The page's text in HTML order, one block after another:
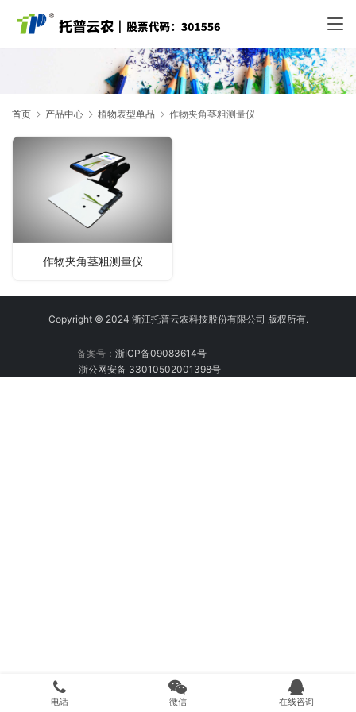
首页 产品中心 植物表型单品 作物夹角茎粗测量仪
作物夹角茎粗测量仪
Copyright © 2024 浙江托普云农科技股份有限公司 版权所有.
备案号： 浙ICP备09083614号
浙公网安备 33010502001398号
电话 微信 在线咨询